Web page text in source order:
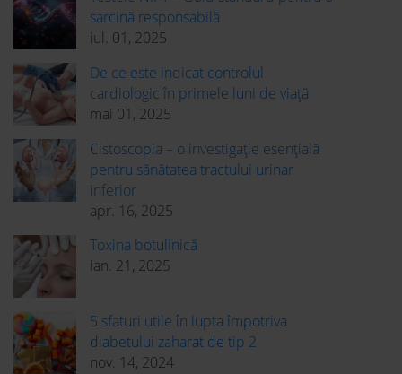
sarcină responsabilă
iul. 01, 2025
De ce este indicat controlul
cardiologic în primele luni de viață
mai 01, 2025
Cistoscopia – o investigație esențială
pentru sănătatea tractului urinar
inferior
apr. 16, 2025
Toxina botulinică
ian. 21, 2025
5 sfaturi utile în lupta împotriva
diabetului zaharat de tip 2
nov. 14, 2024